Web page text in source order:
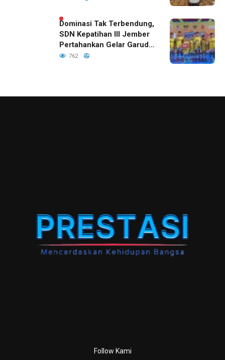
Dominasi Tak Terbendung,
SDN Kepatihan III Jember
Pertahankan Gelar Garuda
Cup 2026
762
Follow Kami